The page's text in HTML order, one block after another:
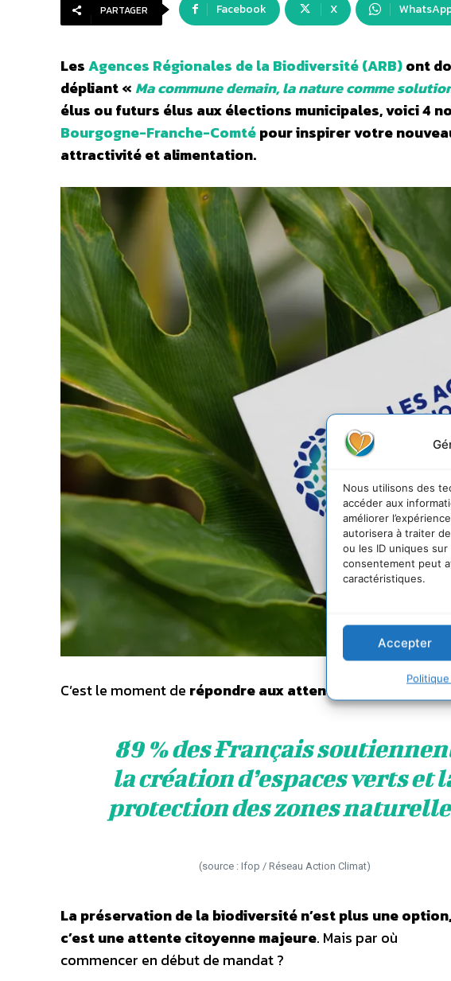
Nous utilisons des
accéder aux
améliorer
autorisera à traiter
ou les ID uniques
consentement peut
caractéristiques.
Accepter
PARTAGER Facebook X
LesAgences Régionales de la Biodiversité (ARB)ont
dépliant « Ma commune demain, la nature comme
élus ou futurs élus aux élections municipales, voici 4
Bourgogne-Franche-Comtépour inspirer votre
attractivité et alimentation.
C’est le moment de répondre aux attentes des citoyens
89 % des Français
la création d’espaces verts et
protection des zones
(source : Ifop / Réseau Action Climat)
La préservation de la biodiversité n’est plus une option,
c’est une attente citoyenne majeure. Mais par où
commencer en début de mandat ?